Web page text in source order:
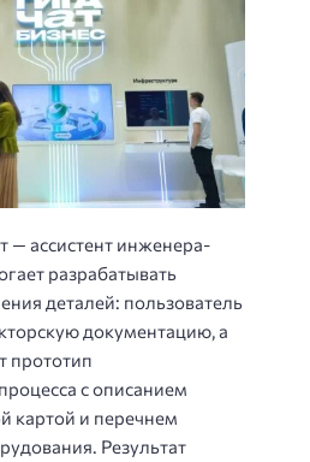
— ассистент инженера-
разрабатывать
деталей: пользователь
документацию, а
прототип
с описанием
картой и перечнем
Результат